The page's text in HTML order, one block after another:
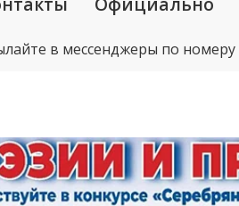
в мессенджеры по номеру